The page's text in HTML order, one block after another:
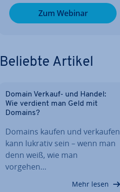
Zum Webinar
Beliebte Artikel
Domain Verkauf- und Handel:
Wie verdient man Geld mit
Domains?
Domains kaufen und verkaufen
kann lukrativ sein – wenn man
denn weiß, wie man
vorgehen…
Mehr lesen